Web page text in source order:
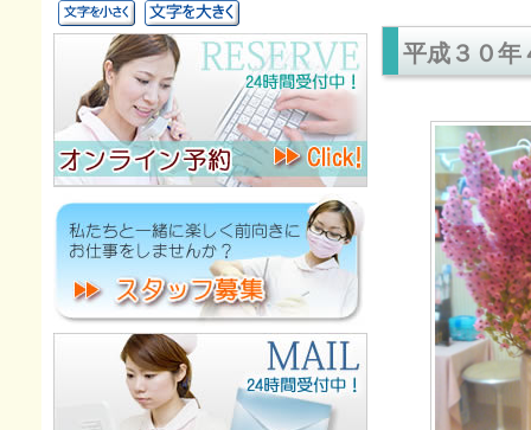
平成３０年